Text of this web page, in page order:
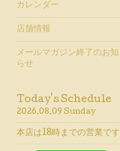
カレンダー
店舗情報
メールマガジン終了のお知
らせ
Today's Schedule
2026.08.09 Sunday
本店は18時までの営業です